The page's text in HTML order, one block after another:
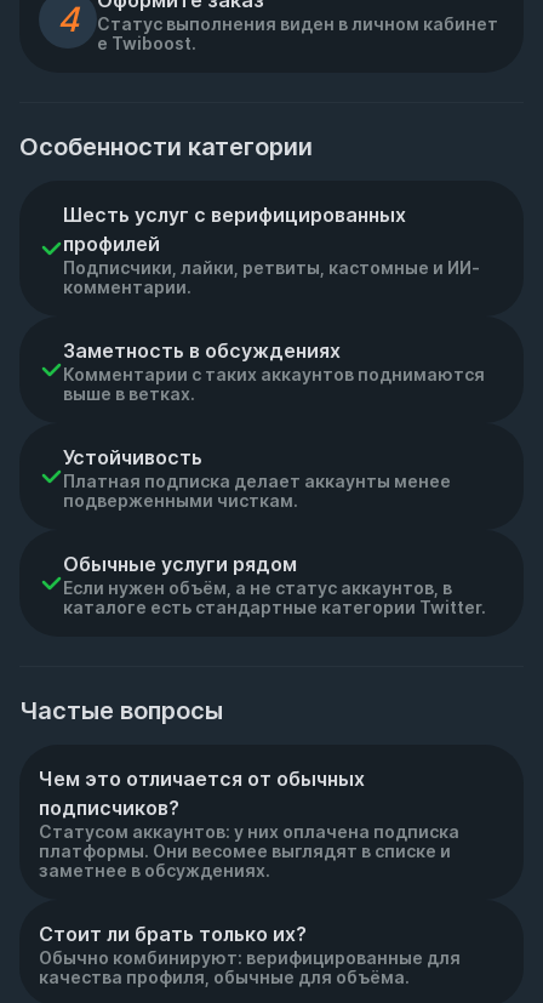
4
Статус выполнения виден в личном кабинет
е Twiboost.
Особенности категории
Шесть услуг с верифицированных
профилей
Подписчики, лайки, ретвиты, кастомные и ИИ-
комментарии.
Заметность в обсуждениях
Комментарии с таких аккаунтов поднимаются
выше в ветках.
Устойчивость
Платная подписка делает аккаунты менее
подверженными чисткам.
Обычные услуги рядом
Если нужен объём, а не статус аккаунтов, в
каталоге есть стандартные категории Twitter.
Частые вопросы
Чем это отличается от обычных
подписчиков?
Статусом аккаунтов: у них оплачена подписка
платформы. Они весомее выглядят в списке и
заметнее в обсуждениях.
Стоит ли брать только их?
Обычно комбинируют: верифицированные для
качества профиля, обычные для объёма.